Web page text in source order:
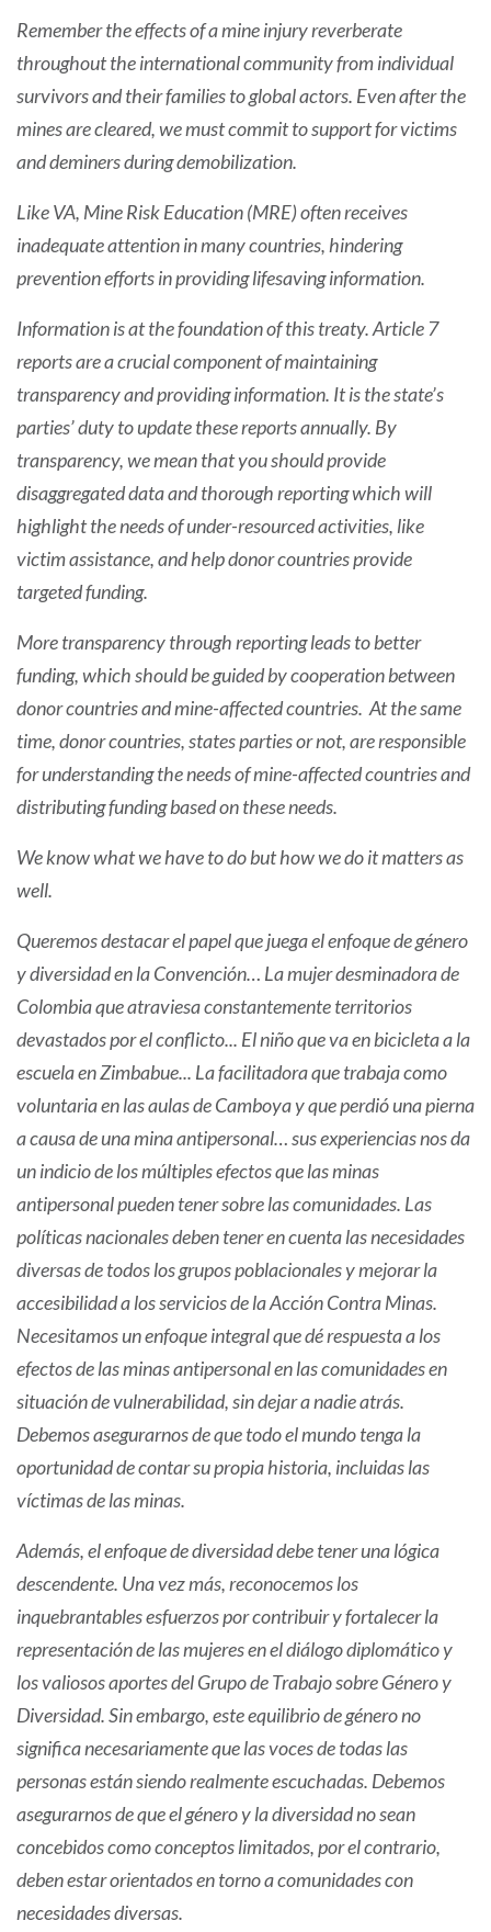
Remember the effects of a mine injury reverberate
throughout the international community from individual
survivors and their families to global actors. Even after the
mines are cleared, we must commit to support for victims
and deminers during demobilization.
Like VA, Mine Risk Education (MRE) often receives
inadequate attention in many countries, hindering
prevention efforts in providing lifesaving information.
Information is at the foundation of this treaty. Article 7
reports are a crucial component of maintaining
transparency and providing information. It is the state’s
parties’ duty to update these reports annually. By
transparency, we mean that you should provide
disaggregated data and thorough reporting which will
highlight the needs of under-resourced activities, like
victim assistance, and help donor countries provide
targeted funding.
More transparency through reporting leads to better
funding, which should be guided by cooperation between
donor countries and mine-affected countries. At the same
time, donor countries, states parties or not, are responsible
for understanding the needs of mine-affected countries and
distributing funding based on these needs.
We know what we have to do but how we do it matters as
well.
Queremos destacar el papel que juega el enfoque de género
y diversidad en la Convención… La mujer desminadora de
Colombia que atraviesa constantemente territorios
devastados por el conflicto... El niño que va en bicicleta a la
escuela en Zimbabue... La facilitadora que trabaja como
voluntaria en las aulas de Camboya y que perdió una pierna
a causa de una mina antipersonal… sus experiencias nos da
un indicio de los múltiples efectos que las minas
antipersonal pueden tener sobre las comunidades. Las
políticas nacionales deben tener en cuenta las necesidades
diversas de todos los grupos poblacionales y mejorar la
accesibilidad a los servicios de la Acción Contra Minas.
Necesitamos un enfoque integral que dé respuesta a los
efectos de las minas antipersonal en las comunidades en
situación de vulnerabilidad, sin dejar a nadie atrás.
Debemos asegurarnos de que todo el mundo tenga la
oportunidad de contar su propia historia, incluidas las
víctimas de las minas.
Además, el enfoque de diversidad debe tener una lógica
descendente. Una vez más, reconocemos los
inquebrantables esfuerzos por contribuir y fortalecer la
representación de las mujeres en el diálogo diplomático y
los valiosos aportes del Grupo de Trabajo sobre Género y
Diversidad. Sin embargo, este equilibrio de género no
significa necesariamente que las voces de todas las
personas están siendo realmente escuchadas. Debemos
asegurarnos de que el género y la diversidad no sean
concebidos como conceptos limitados, por el contrario,
deben estar orientados en torno a comunidades con
necesidades diversas.